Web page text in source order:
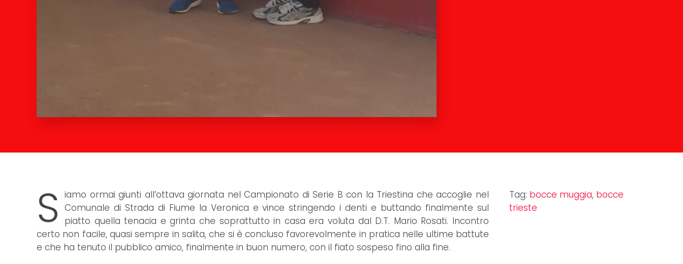
S iamo ormai giunti all’ottava giornata nel Campionato di Serie B con la Triestina che accoglie nel
Comunale di Strada di Fiume la Veronica e vince stringendo i denti e buttando finalmente sul
piatto quella tenacia e grinta che soprattutto in casa era voluta dal D.T. Mario Rosati. Incontro
certo non facile, quasi sempre in salita, che si è concluso favorevolmente in pratica nelle ultime battute
e che ha tenuto il pubblico amico, finalmente in buon numero, con il fiato sospeso fino alla fine.
Tag: bocce muggia, bocce
trieste